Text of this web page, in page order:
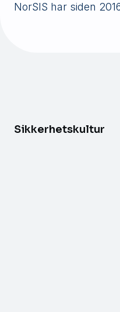
NorSIS har siden
Sikkerhetskultur